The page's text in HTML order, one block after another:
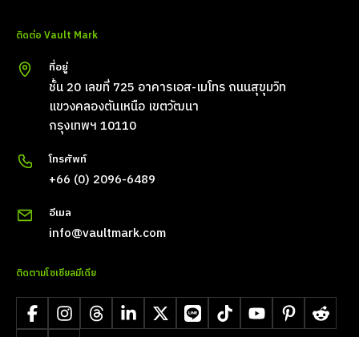
ติดต่อ Vault Mark
ที่อยู่
ชั้น 20 เลขที่ 725 อาคารเอส-เมโทร ถนนสุขุมวิท
แขวงคลองตันเหนือ เขตวัฒนา
กรุงเทพฯ 10110
โทรศัพท์
+66 (0) 2096-6489
อีเมล
info@vaultmark.com
ติดตามโซเชียลมีเดีย
FacebookInstagramThreadsLinkedIn
X LINE TikTokYouTubePinterestReddit